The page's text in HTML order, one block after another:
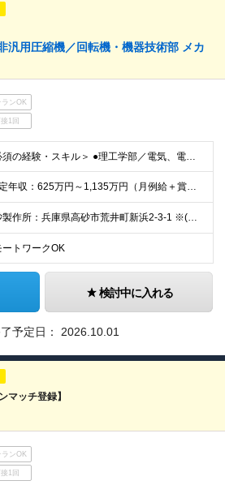
汎用圧縮機／回転機・機器技術部 メカ
ランOK
1回
＜必須の経験・スキル＞ ●理工学部／電気、電子、情報、制御、システム学科出身の方 ●電気・計装・制御設計の業務経験をお持ちの方 ●英語にご興味をお持ちの方 ＜求める人物像＞ ・機械営業の経験がなくて
■想定年収：625万円～1,135万円（月例給＋賞与＋諸手当） ※残業手当は残業時間に応じて支給 ※試用期間2ヶ月あり（期間中の労働条件変更無）
高砂製作所：兵庫県高砂市荒井町新浜2-3-1 ※(変更の範囲)業務の都合等により会社の定める事業所への異動を命じることがあります。
ートワークOK
検討中に入れる
予定日： 2026.10.01
マッチ登録】
ランOK
1回